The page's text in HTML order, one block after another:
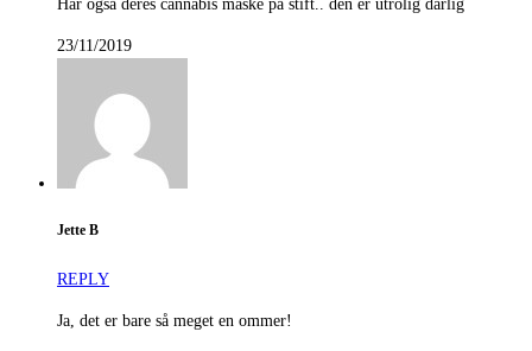
Har også deres cannabis maske på stift.. den er utrolig dårlig
23/11/2019
Jette B
REPLY
Ja, det er bare så meget en ommer!